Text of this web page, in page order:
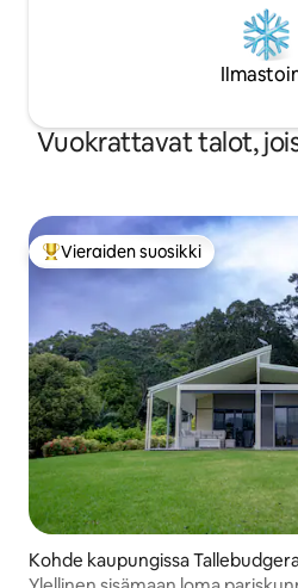
Vuokrattavat talot,
Vieraiden suosikkien
Vieraiden suosikki
Kohde kaupungissa